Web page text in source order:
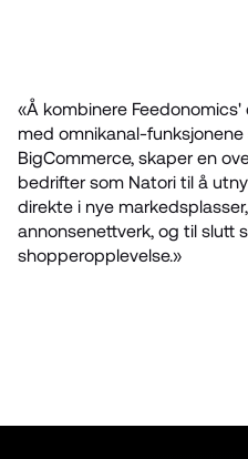
«Å kombinere
med omnikanal-
BigCommerce, skaper en
bedrifter som Natori til å
direkte i nye
annonsenettverk, og til slutt
shopperopplevelse.»